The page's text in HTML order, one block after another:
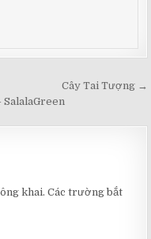
Cây Tai Tượng →
SalalaGreen
khai. Các trường bắt